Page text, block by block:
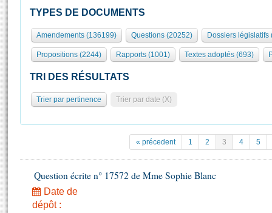
Présidence
577 députés
Groupes politiques
Séance publique
Commissions et autres organes
Europe et International
Pétitions
Projets de loi
Propositions de loi
Amendements
Rôle et pouvoirs de l'Assemblée
Organisation de l'Assemblée
Présidence Conférence des Présidents Bureau Collège des
Statistiques et chiffres clés
Documents de référence
( Constitution | Règlement de l'Assemblée ... )
Histoire
Visiter l'Assemblée
Visite virtuelle du palais Bourbon
Assister à une séance
Contacts et plan d'accès
Photos libres de droit
TYPES DE DOCUMENTS
Amendements (136199) Questions (20252) Dossiers législatifs
Propositions (2244) Rapports (1001) Textes adoptés (693)
TRI DES RÉSULTATS
Trier par pertinence Trier par date (X)
« précedent 1 2 3 4 5
Question écrite n° 17572 de Mme Sophie Blanc
Date de
dépôt :